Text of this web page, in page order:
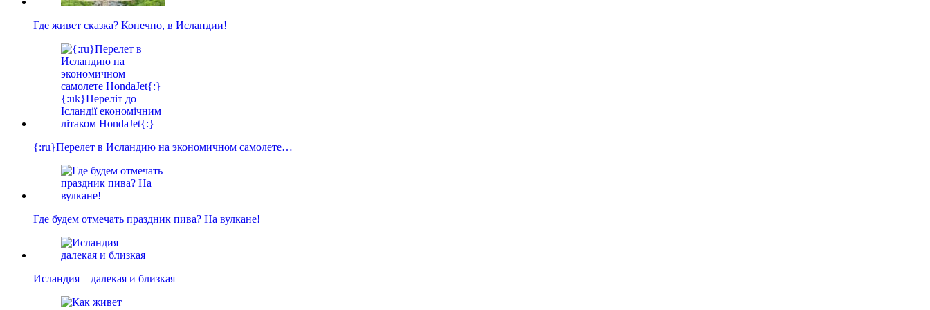
Где живет сказка? Конечно, в Исландии!
{:ru}Перелет в Исландию на экономичном самолете…
Где будем отмечать праздник пива? На вулкане!
Исландия – далекая и близкая